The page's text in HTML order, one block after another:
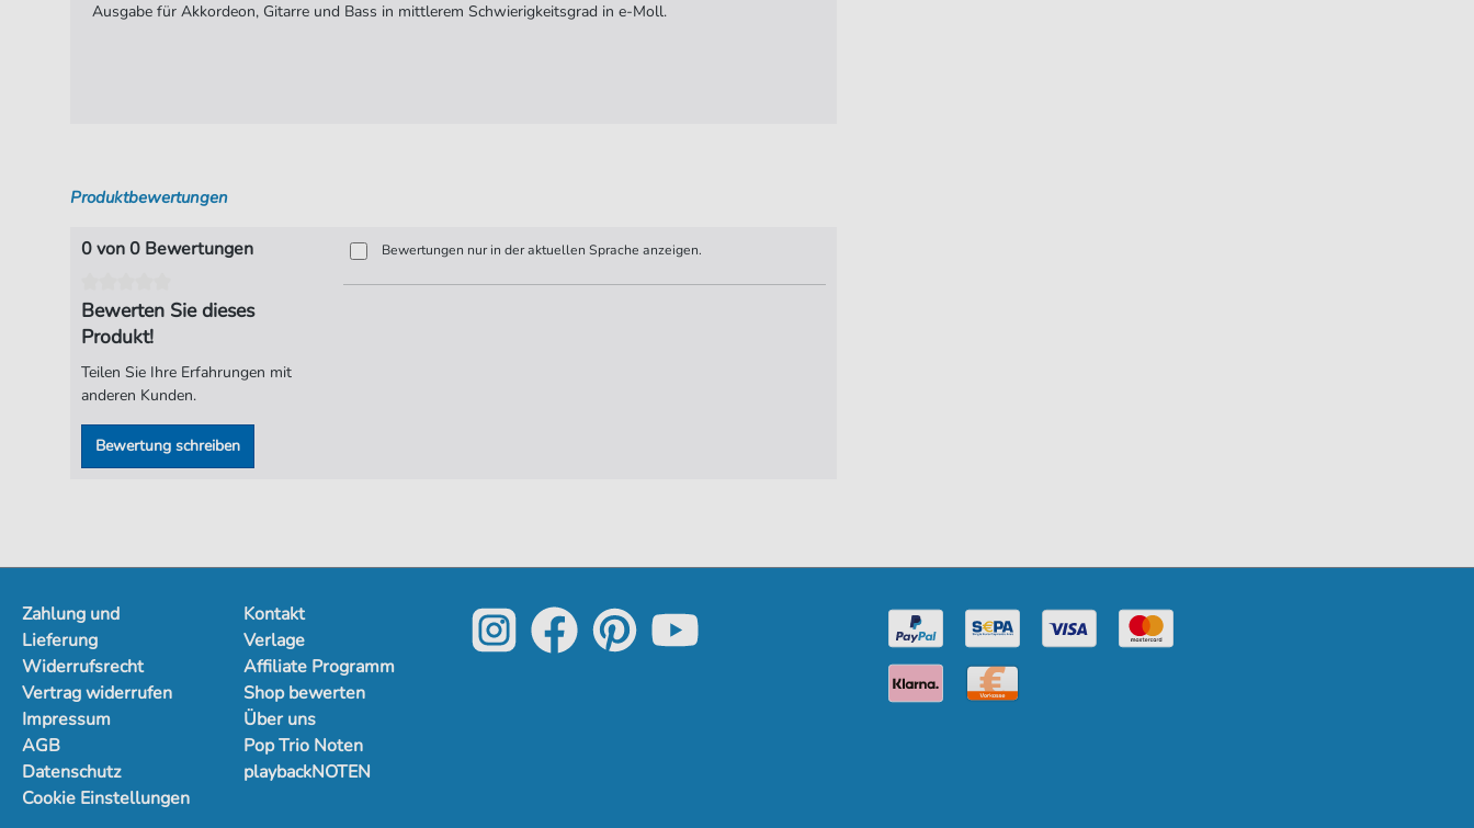
Ausgabe für Akkordeon, Gitarre und Bass in mittlerem Schwierigkeitsgrad in e-Moll.
Produktbewertungen
0 von 0 Bewertungen
Bewerten Sie dieses
Produkt!
Teilen Sie Ihre Erfahrungen mit
anderen Kunden.
Bewertung schreiben
Bewertungen nur in der aktuellen Sprache anzeigen.
Zahlung und
Lieferung
Widerrufsrecht
Vertrag widerrufen
Impressum
AGB
Datenschutz
Cookie Einstellungen
Kontakt
Verlage
Affiliate Programm
Shop bewerten
Über uns
Pop Trio Noten
playbackNOTEN